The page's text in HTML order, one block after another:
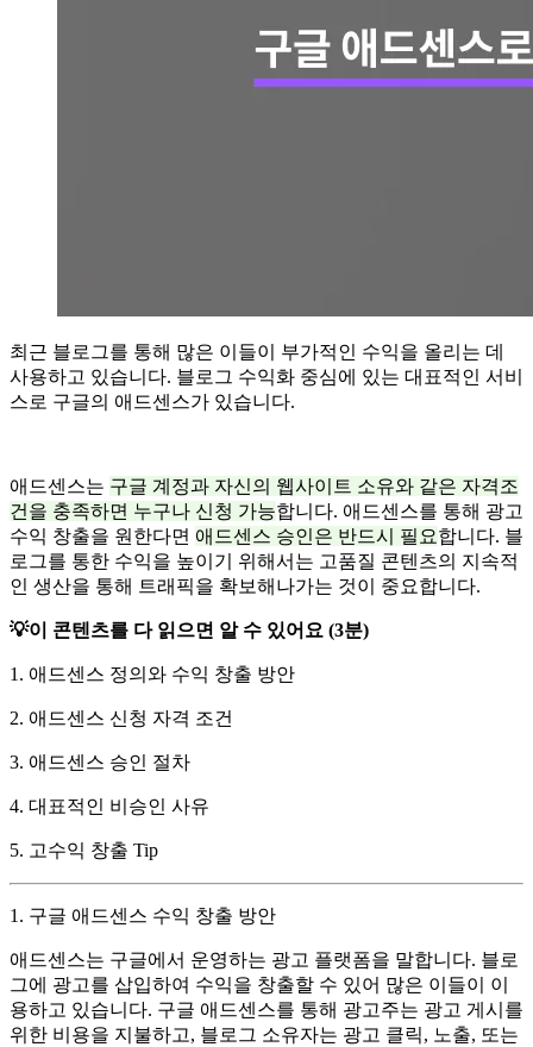
최근 블로그를 통해 많은 이들이 부가적인 수익을 올리는 데
사용하고 있습니다. 블로그 수익화 중심에 있는 대표적인 서비
스로 구글의 애드센스가 있습니다.
애드센스는 구글 계정과 자신의 웹사이트 소유와 같은 자격조
건을 충족하면 누구나 신청 가능합니다. 애드센스를 통해 광고
수익 창출을 원한다면 애드센스 승인은 반드시 필요합니다. 블
로그를 통한 수익을 높이기 위해서는 고품질 콘텐츠의 지속적
인 생산을 통해 트래픽을 확보해나가는 것이 중요합니다.
💡이 콘텐츠를 다 읽으면 알 수 있어요 (3분)
1. 애드센스 정의와 수익 창출 방안
2. 애드센스 신청 자격 조건
3. 애드센스 승인 절차
4. 대표적인 비승인 사유
5. 고수익 창출 Tip
1. 구글 애드센스 수익 창출 방안
애드센스는 구글에서 운영하는 광고 플랫폼을 말합니다. 블로
그에 광고를 삽입하여 수익을 창출할 수 있어 많은 이들이 이
용하고 있습니다. 구글 애드센스를 통해 광고주는 광고 게시를
위한 비용을 지불하고, 블로그 소유자는 광고 클릭, 노출, 또는